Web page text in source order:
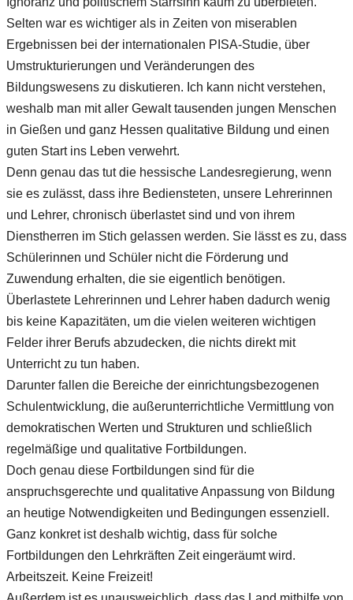
Selten war es wichtiger als in Zeiten von miserablen
Ergebnissen bei der internationalen PISA-Studie, über
Umstrukturierungen und Veränderungen des
Bildungswesens zu diskutieren. Ich kann nicht verstehen,
weshalb man mit aller Gewalt tausenden jungen Menschen
in Gießen und ganz Hessen qualitative Bildung und einen
guten Start ins Leben verwehrt.
Denn genau das tut die hessische Landesregierung, wenn
sie es zulässt, dass ihre Bediensteten, unsere Lehrerinnen
und Lehrer, chronisch überlastet sind und von ihrem
Dienstherren im Stich gelassen werden. Sie lässt es zu, dass
Schülerinnen und Schüler nicht die Förderung und
Zuwendung erhalten, die sie eigentlich benötigen.
Überlastete Lehrerinnen und Lehrer haben dadurch wenig
bis keine Kapazitäten, um die vielen weiteren wichtigen
Felder ihrer Berufs abzudecken, die nichts direkt mit
Unterricht zu tun haben.
Darunter fallen die Bereiche der einrichtungsbezogenen
Schulentwicklung, die außerunterrichtliche Vermittlung von
demokratischen Werten und Strukturen und schließlich
regelmäßige und qualitative Fortbildungen.
Doch genau diese Fortbildungen sind für die
anspruchsgerechte und qualitative Anpassung von Bildung
an heutige Notwendigkeiten und Bedingungen essenziell.
Ganz konkret ist deshalb wichtig, dass für solche
Fortbildungen den Lehrkräften Zeit eingeräumt wird.
Arbeitszeit. Keine Freizeit!